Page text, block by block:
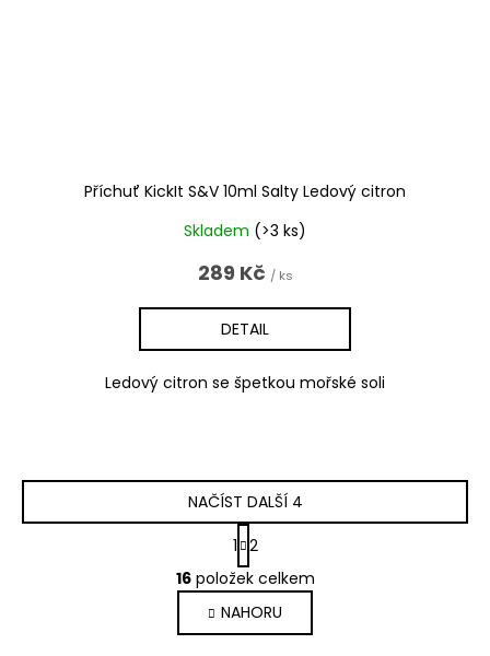
Příchuť KickIt S&V 10ml Salty Ledový citron
Skladem (>3 ks)
289 Kč / ks
DETAIL
Ledový citron se špetkou mořské soli
O
v
l
á
NAČÍST DALŠÍ 4
S
t
r
á
n
k
1 2
16položek celkem
NAHORU